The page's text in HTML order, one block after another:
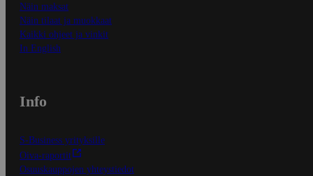
Näin maksat
Näin tilaat ja muokkaat
Kaikki ohjeet ja vinkit
In English
Info
S-Business yrityksille
Oiva-raportit
Osuuskauppojen yhteystiedot